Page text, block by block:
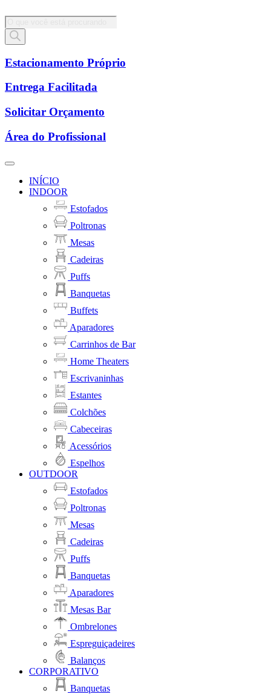
Pesquisar
produtos
Estacionamento Próprio
Entrega Facilitada
Solicitar Orçamento
Área do Profissional
INÍCIO
INDOOR
Estofados
Poltronas
Mesas
Cadeiras
Puffs
Banquetas
Buffets
Aparadores
Carrinhos de Bar
Home Theaters
Escrivaninhas
Estantes
Colchões
Cabeceiras
Acessórios
Espelhos
OUTDOOR
Estofados
Poltronas
Mesas
Cadeiras
Puffs
Banquetas
Aparadores
Mesas Bar
Ombrelones
Espreguiçadeires
Balanços
CORPORATIVO
Banquetas